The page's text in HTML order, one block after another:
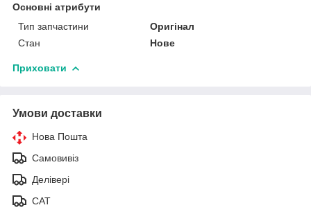
Основні атрибути
Тип запчастини
Оригінал
Стан
Нове
Приховати
Умови доставки
Нова Пошта
Самовивіз
Делівері
САТ